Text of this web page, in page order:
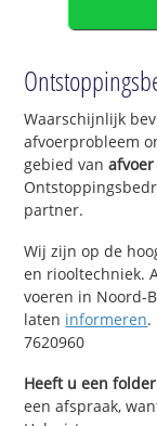
Waarschijnlijk
afvoerprobleem
gebied van
partner.
Wij zijn op de
en riooltechniek.
voeren in Noord-
laten informeren.
7620960
Heeft u een
een afspraak,